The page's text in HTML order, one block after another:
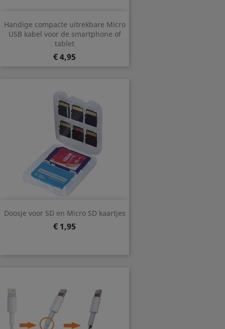
Handige compacte uitrekbare Micro
USB kabel voor de smartphone of
tablet
Prijs
€ 4,95
Doosje voor SD en Micro SD kaartjes
Prijs
€ 1,95